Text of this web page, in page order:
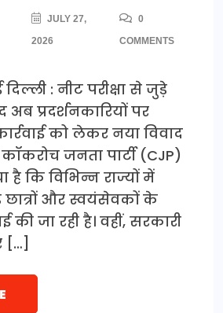
JULY 27,
2026
0
COMMENTS
: नीट परीक्षा से जुड़े
प्रदर्शनकारियों पर
को लेकर नया विवाद
जनता पार्टी (CJP)
कि विभिन्न राज्यों में
और स्वयंसेवकों के
की जा रही है। वहीं, सरकारी
[…]